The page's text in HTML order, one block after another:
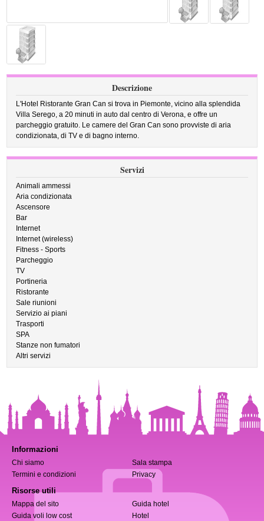
Descrizione
L'Hotel Ristorante Gran Can si trova in Piemonte, vicino alla splendida
Villa Serego, a 20 minuti in auto dal centro di Verona, e offre un
parcheggio gratuito. Le camere del Gran Can sono provviste di aria
condizionata, di TV e di bagno interno.
Servizi
Animali ammessi
Aria condizionata
Ascensore
Bar
Internet
Internet (wireless)
Fitness - Sports
Parcheggio
TV
Portineria
Ristorante
Sale riunioni
Servizio ai piani
Trasporti
SPA
Stanze non fumatori
Altri servizi
Informazioni
Chi siamo
Sala stampa
Termini e condizioni
Privacy
Risorse utili
Mappa del sito
Guida hotel
Guida voli low cost
Hotel